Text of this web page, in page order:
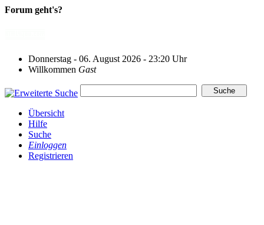
Forum geht's?
Donnerstag - 06. August 2026 - 23:20 Uhr
Willkommen Gast
Übersicht
Hilfe
Suche
Einloggen
Registrieren